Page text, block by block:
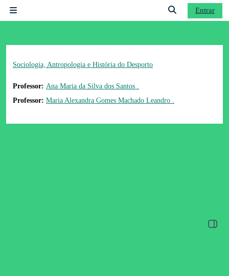
Alternar a
Entrar
Abrir
Sociologia, Antropologia e História do Desporto
Professor: Ana Maria da Silva dos Santos .
Professor: Maria Alexandra Gomes Machado Leandro .